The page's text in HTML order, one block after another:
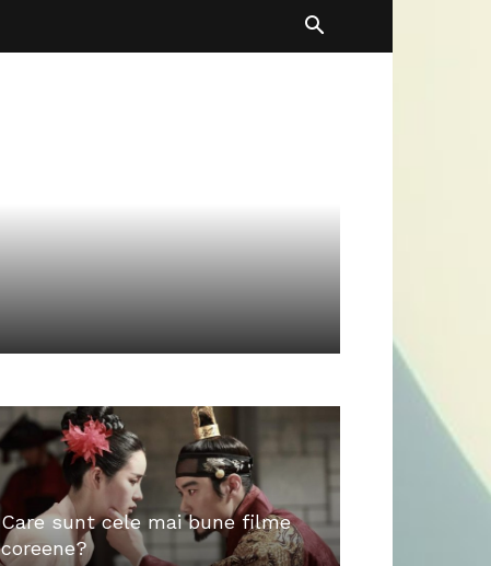
Care sunt cele mai bune filme
coreene?